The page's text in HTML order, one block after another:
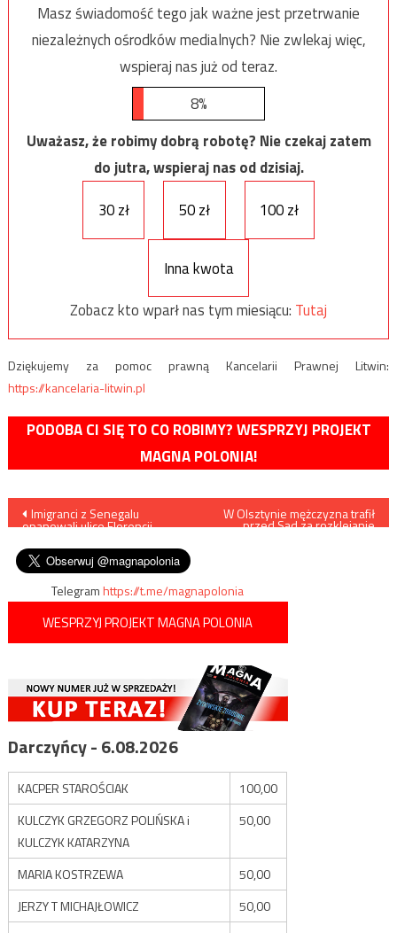
Masz świadomość tego jak ważne jest przetrwanie
niezależnych ośrodków medialnych? Nie zwlekaj więc,
wspieraj nas już od teraz.
8%
Uważasz, że robimy dobrą robotę? Nie czekaj zatem
do jutra, wspieraj nas od dzisiaj.
30 zł
50 zł 100 zł
Inna kwota
Zobacz kto wparł nas tym miesiącu: Tutaj
Dziękujemy za pomoc prawną Kancelarii Prawnej Litwin:
https://kancelaria-litwin.pl
PODOBA CI SIĘ TO CO ROBIMY? WESPRZYJ PROJEKT
MAGNA POLONIA!
Nawigacja
wpisu
Imigranci z Senegalu
opanowali ulice Florencji
W Olsztynie mężczyzna trafił
przed Sąd za rozklejanie
Telegramhttps://t.me/magnapolonia
WESPRZYJ PROJEKT MAGNA POLONIA
Darczyńcy - 6.08.2026
KACPER STAROŚCIAK
100,00
KULCZYK GRZEGORZ POLIŃSKA i
KULCZYK KATARZYNA
50,00
MARIA KOSTRZEWA
50,00
JERZY T MICHAJŁOWICZ
50,00